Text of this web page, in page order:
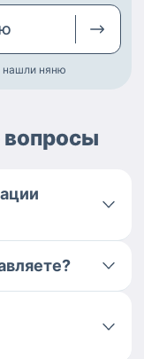
нашли няню